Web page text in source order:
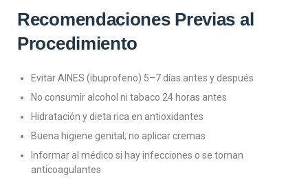
Recomendaciones Previas al
Procedimiento
Evitar AINES (ibuprofeno) 5–7 días antes y después
No consumir alcohol ni tabaco 24 horas antes
Hidratación y dieta rica en antioxidantes
Buena higiene genital; no aplicar cremas
Informar al médico si hay infecciones o se toman
anticoagulantes